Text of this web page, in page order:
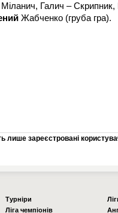
Галич – Скрипник,
Жабченко (груба гра).
лише зареєстровані
Турніри
Ліга чемпіонів